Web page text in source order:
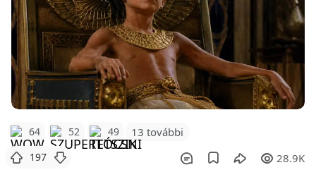
64 52 49 13 további
197 28.9K